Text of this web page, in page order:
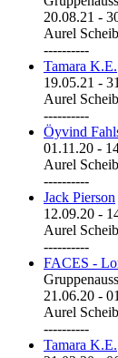
20.08.21 -
Aurel
----------
Tamara K.E.
19.05.21 -
Aurel
----------
Öyvind
01.11.20 -
Aurel
----------
Jack Pierson
12.09.20 -
Aurel
----------
FACES -
21.06.20 -
Aurel
----------
Tamara K.E.